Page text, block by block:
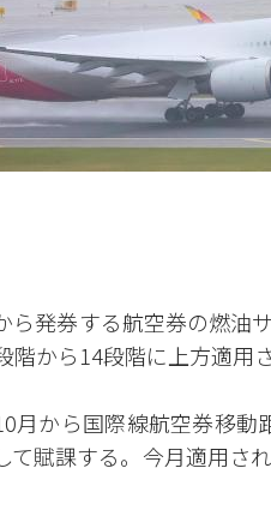
ら発券する航空券の燃油
から14段階に上方適用
月から国際線航空券移
て賦課する。今月適用さ